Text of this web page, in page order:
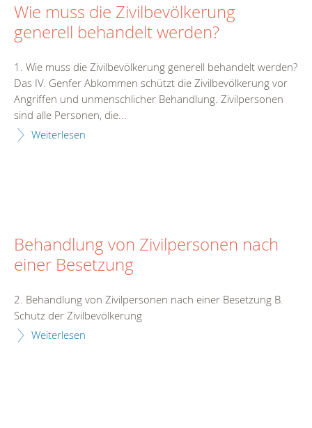
Wie muss die Zivilbevölkerung
generell behandelt werden?
1. Wie muss die Zivilbevölkerung generell behandelt werden?
Das IV. Genfer Abkommen schützt die Zivilbevölkerung vor
Angriffen und unmenschlicher Behandlung. Zivilpersonen
sind alle Personen, die...
Weiterlesen
Behandlung von Zivilpersonen nach
einer Besetzung
2. Behandlung von Zivilpersonen nach einer Besetzung B.
Schutz der Zivilbevölkerung
Weiterlesen